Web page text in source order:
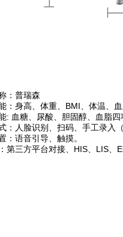
：普瑞森
：身高、体重、BMI、体温、
: 血糖、尿酸、胆固醇、血脂四
：人脸识别、扫码、手工录入
：语音引导、触摸。
第三方平台对接、HIS、LIS、